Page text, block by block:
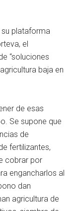
plataforma
el
“soluciones
baja en
de esas
Se supone que
de
fertilizantes,
cobrar por
engancharlos al
dan
agricultura de